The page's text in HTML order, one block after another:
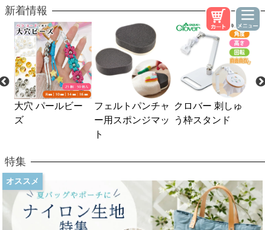
新着情報
大穴 パールビー
ズ
フェルトパンチャ
ー用スポンジマッ
ト
クロバー 刺しゅ
う枠スタンド
特集
オススメ